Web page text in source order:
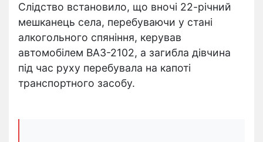
Слідство встановило, що вночі 22-річний
мешканець села, перебуваючи у стані
алкогольного спяніння, керував
автомобілем ВАЗ-2102, а загибла дівчина
під час руху перебувала на капоті
транспортного засобу.